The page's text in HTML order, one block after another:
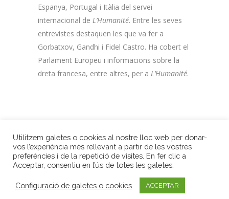
Espanya, Portugal i Itàlia del servei
internacional de L’Humanité. Entre les seves
entrevistes destaquen les que va fer a
Gorbatxov, Gandhi i Fidel Castro. Ha cobert el
Parlament Europeu i informacions sobre la
dreta francesa, entre altres, per a L’Humanité.
ANAR A GUANYADORS 2000
Premis Internacionals LiberPress | Gran Via Jaume I, 3, 2n | 17001 Girona
Utilitzem galetes o cookies al nostre lloc web per donar-
vos l’experiència més rellevant a partir de les vostres
preferències i de la repetició de visites. En fer clic a
Acceptar, consentiu en l’ús de totes les galetes.
Configuració de galetes o cookies ACCEPTAR